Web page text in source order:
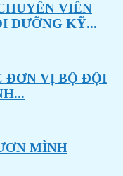
VIÊN
DƯỠNG KỸ...
ĐƠN VỊ BỘ ĐỘI
MÌNH